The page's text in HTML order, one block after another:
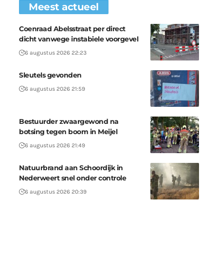
Meest actueel
Coenraad Abelsstraat per direct
dicht vanwege instabiele voorgevel
6 augustus 2026 22:23
Sleutels gevonden
6 augustus 2026 21:59
Bestuurder zwaargewond na
botsing tegen boom in Meijel
6 augustus 2026 21:49
Natuurbrand aan Schoordijk in
Nederweert snel onder controle
6 augustus 2026 20:39